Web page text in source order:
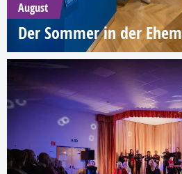
August
Der Sommer in der